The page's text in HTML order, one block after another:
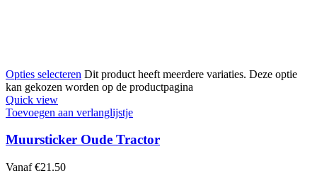
Opties selecteren Dit product heeft meerdere variaties. Deze optie
kan gekozen worden op de productpagina
Quick view
Toevoegen aan verlanglijstje
Muursticker Oude Tractor
Vanaf €21.50